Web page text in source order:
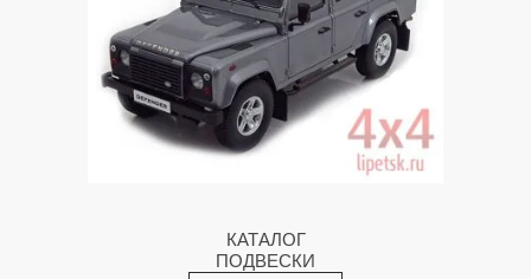
КАТАЛОГ
ПОДВЕСКИ